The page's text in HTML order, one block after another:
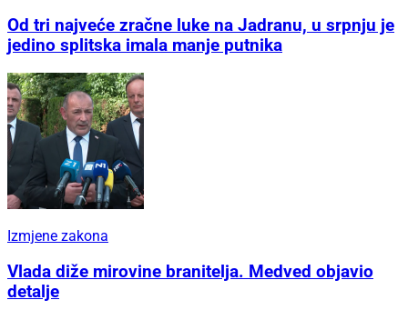
Od tri najveće zračne luke na Jadranu, u srpnju je
jedino splitska imala manje putnika
Izmjene zakona
Vlada diže mirovine branitelja. Medved objavio
detalje